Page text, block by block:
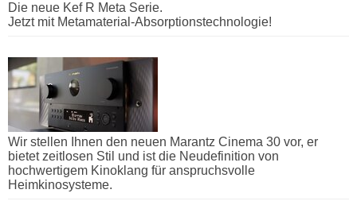
Die neue Kef R Meta Serie.
Jetzt mit Metamaterial-Absorptionstechnologie!
Wir stellen Ihnen den neuen Marantz Cinema 30 vor, er
bietet zeitlosen Stil und ist die Neudefinition von
hochwertigem Kinoklang für anspruchsvolle
Heimkinosysteme.